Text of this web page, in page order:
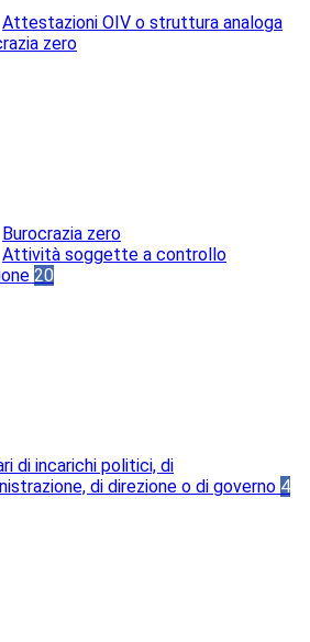
Attestazioni OIV o struttura analoga
zero
Burocrazia zero
Attività soggette a controllo
20
di incarichi politici, di
di direzione o di governo 4